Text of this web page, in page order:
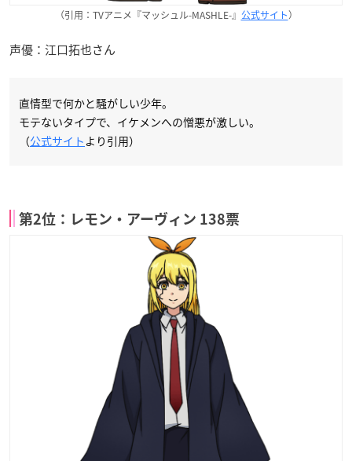
（引用：TVアニメ『マッシュル-MASHLE-』 公式サイト）
声優：江口拓也さん
直情型で何かと騒がしい少年。
モテないタイプで、イケメンへの憎悪が激しい。
（公式サイト より引用）
第2位：レモン・アーヴィン 138票